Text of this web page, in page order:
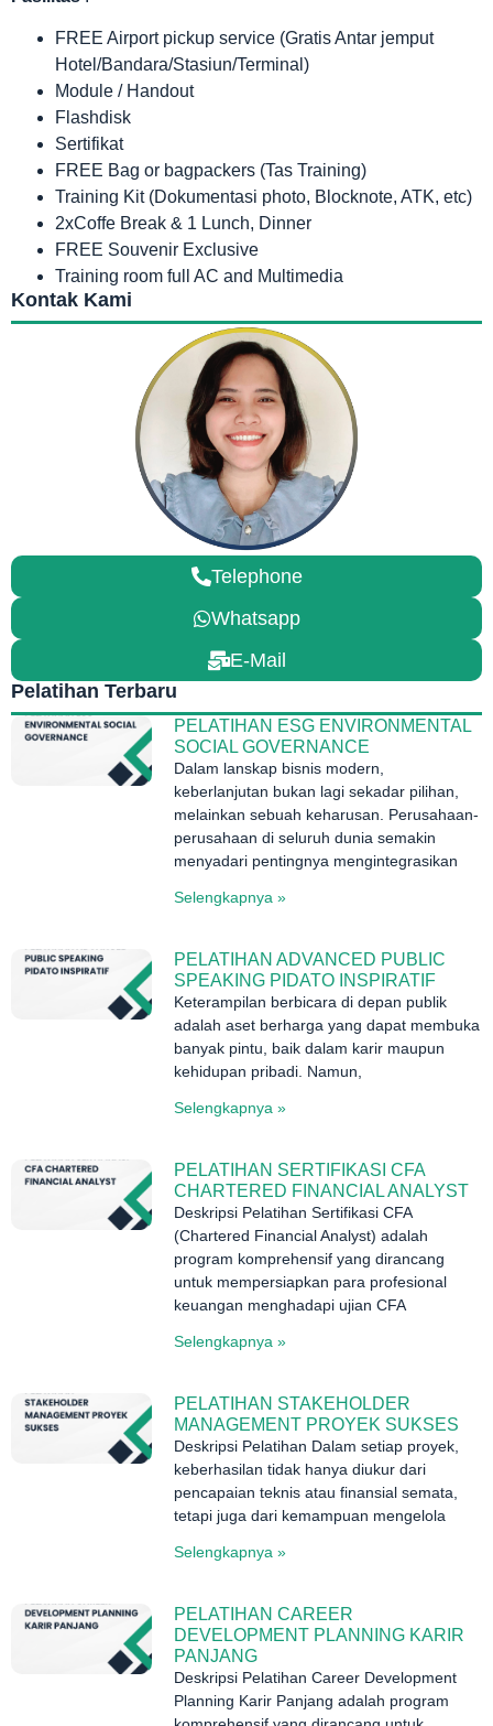
FREE Airport pickup service (Gratis Antar jemput
Hotel/Bandara/Stasiun/Terminal)
Module / Handout
Flashdisk
Sertifikat
FREE Bag or bagpackers (Tas Training)
Training Kit (Dokumentasi photo, Blocknote, ATK, etc)
2xCoffe Break & 1 Lunch, Dinner
FREE Souvenir Exclusive
Training room full AC and Multimedia
Kontak Kami
Telephone
Whatsapp
E-Mail
Pelatihan Terbaru
PELATIHAN ESG ENVIRONMENTAL
SOCIAL GOVERNANCE
Dalam lanskap bisnis modern,
keberlanjutan bukan lagi sekadar pilihan,
melainkan sebuah keharusan. Perusahaan-
perusahaan di seluruh dunia semakin
menyadari pentingnya mengintegrasikan
Selengkapnya »
PELATIHAN ADVANCED PUBLIC
SPEAKING PIDATO INSPIRATIF
Keterampilan berbicara di depan publik
adalah aset berharga yang dapat membuka
banyak pintu, baik dalam karir maupun
kehidupan pribadi. Namun,
Selengkapnya »
PELATIHAN SERTIFIKASI CFA
CHARTERED FINANCIAL ANALYST
Deskripsi Pelatihan Sertifikasi CFA
(Chartered Financial Analyst) adalah
program komprehensif yang dirancang
untuk mempersiapkan para profesional
keuangan menghadapi ujian CFA
Selengkapnya »
PELATIHAN STAKEHOLDER
MANAGEMENT PROYEK SUKSES
Deskripsi Pelatihan Dalam setiap proyek,
keberhasilan tidak hanya diukur dari
pencapaian teknis atau finansial semata,
tetapi juga dari kemampuan mengelola
Selengkapnya »
PELATIHAN CAREER
DEVELOPMENT PLANNING KARIR
PANJANG
Deskripsi Pelatihan Career Development
Planning Karir Panjang adalah program